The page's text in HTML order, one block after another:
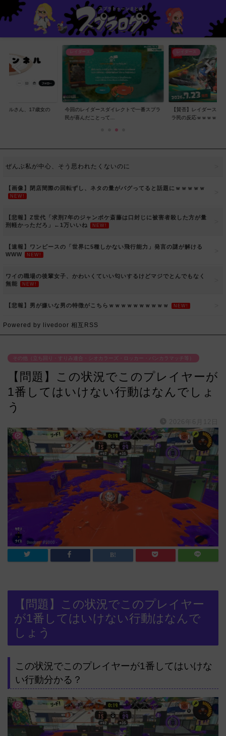
ネルさん、17歳女の
レイダース
今回のレイダースダイレクトで一番スプラ
民が喜んだことって...
レイダース
【賛否】レイダースダ
ラ民の反応ｗｗｗｗ...
ぜんぶ私が中心、そう思われたくないのに
【画像】閉店間際の回転ずし、ネタの量がバグってると話題にｗｗｗｗｗ
NEW!
【悲報】Z世代「求刑7年のジャンポケ斎藤は口封じに被害者殺した方が量
刑軽かっただろ」←1万いいね
NEW!
【速報】ワンピースの「世界に5種しかない飛行能力」発言の謎が解ける
WWW
NEW!
ワイの職場の後輩女子、かわいくていい匂いするけどマジでとんでもなく
無能
NEW!
【悲報】男が嫌いな男の特徴がこちらｗｗｗｗｗｗｗｗｗｗ NEW!
Powered by livedoor 相互RSS
その他（立ち回り・すりみ連合・シオカラーズ・ロッカー・バンカラマッチ等）
【問題】この状況でこのプレイヤーが
1番してはいけない行動はなんでしょ
う
【問題】この状況でこのプレイヤー
が1番してはいけない行動はなんで
しょう
この状況でこのプレイヤーが1番してはいけな
い行動分かる？